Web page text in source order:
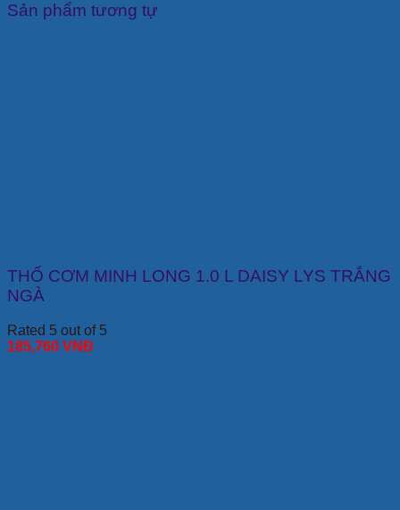
Sản phẩm tương tự
THỐ CƠM MINH LONG 1.0 L DAISY LYS TRẮNG
NGÀ
Rated 5 out of 5
185,760 VNĐ